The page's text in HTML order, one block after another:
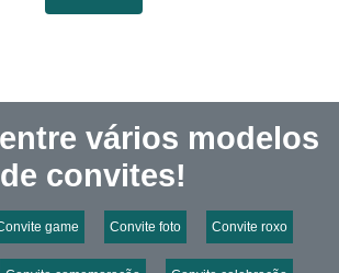
vários modelos
de convites!
game Convite foto Convite roxo